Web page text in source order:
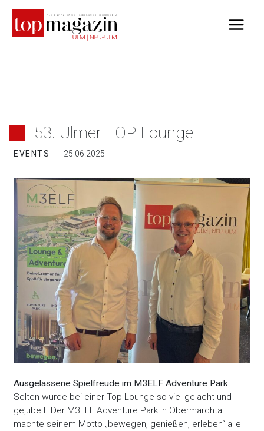
Inhalt
springen
53. Ulmer TOP Lounge
EVENTS 25.06.2025
Ausgelassene Spielfreude im M3ELF Adventure Park
Selten wurde bei einer Top Lounge so viel gelacht und
gejubelt. Der M3ELF Adventure Park in Obermarchtal
machte seinem Motto „bewegen, genießen, erleben“ alle